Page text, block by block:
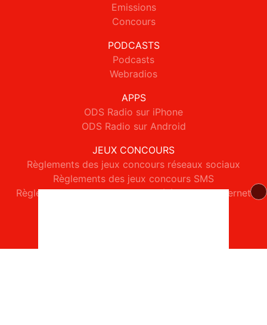
Emissions
Concours
PODCASTS
Podcasts
Webradios
APPS
ODS Radio sur iPhone
ODS Radio sur Android
JEUX CONCOURS
Règlements des jeux concours réseaux sociaux
Règlements des jeux concours SMS
Règlements des jeux concours téléphone et internet